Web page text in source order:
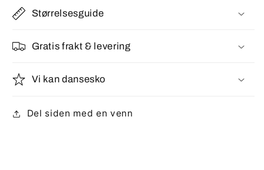
Størrelsesguide
Gratis frakt & levering
Vi kan dansesko
Del siden med en venn